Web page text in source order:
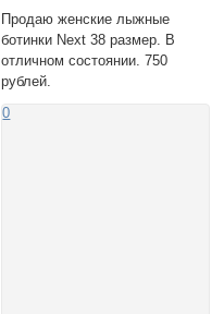
Продаю женские лыжные
ботинки Next 38 размер. В
отличном состоянии. 750
рублей.
0